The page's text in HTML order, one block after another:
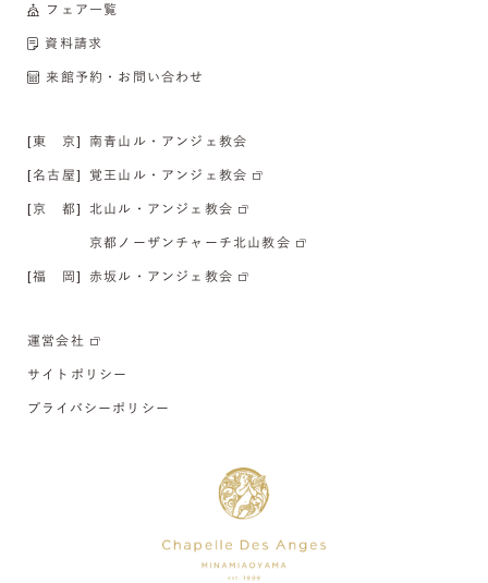
フェア一覧
資料請求
来館予約・お問い合わせ
[東 京] 南青山ル・アンジェ教会
[名古屋] 覚王山ル・アンジェ教会
[京 都] 北山ル・アンジェ教会
京都ノーザンチャーチ北山教会
[福 岡] 赤坂ル・アンジェ教会
運営会社
サイトポリシー
プライバシーポリシー